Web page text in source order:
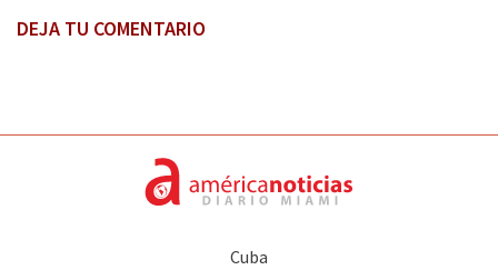
DEJA TU COMENTARIO
Cuba